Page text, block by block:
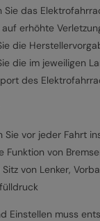
Sie das
erhöhte
die
die im jeweiligen
des
Sie vor jeder Fahrt
Funktion von
von Lenker,
Einstellen muss